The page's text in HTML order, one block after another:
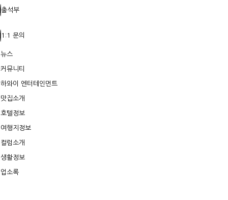
출석부
1:1 문의
뉴스
커뮤니티
하와이 엔터테인먼트
맛집소개
호텔정보
여행지정보
컬럼소개
생활정보
업소록